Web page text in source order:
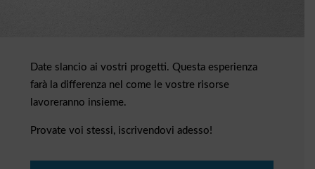
Date slancio ai vostri progetti. Questa esperienza
farà la differenza nel come le vostre risorse
lavoreranno insieme.
Provate voi stessi, iscrivendovi adesso!